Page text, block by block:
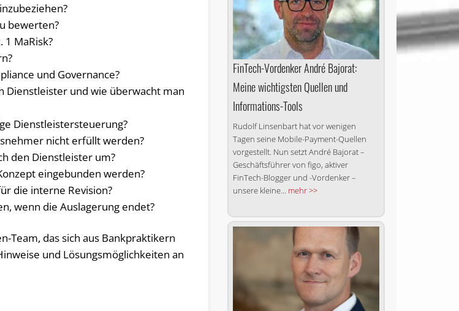
bewerten?
1 MaRisk?
und Governance?
Dienstleister und wie überwacht man
Dienstleistersteuerung?
nicht erfüllt werden?
den Dienstleister um?
eingebunden werden?
die interne Revision?
wenn die Auslagerung endet?
Team, das sich aus Bankpraktikern
und Lösungsmöglichkeiten an
FinTech-Vordenker André Bajorat:
Meine wichtigsten Quellen und
Informations-Tools
Rudolf Linsenbart hat vor wenigen
Tagen seine Mobile-Payment-Quellen
vorgestellt. Nun setzt André Bajorat –
Geschäftsführer von figo, aktiver
FinTech-Blogger und -Vordenker –
unsere kleine... mehr >>